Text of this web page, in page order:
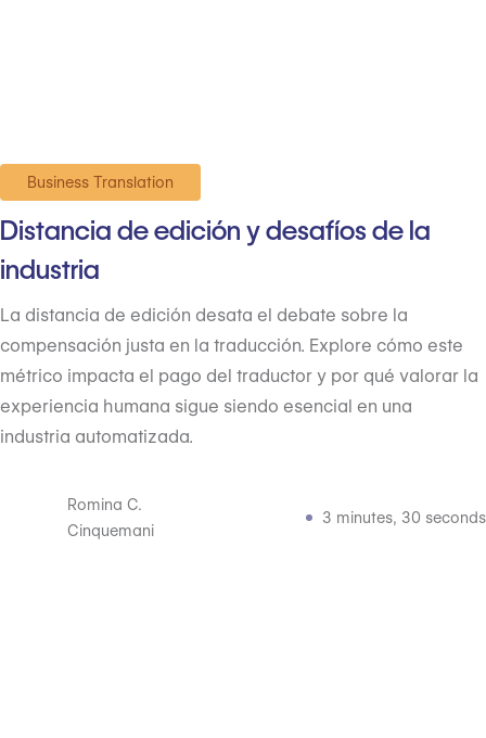
Business Translation
Distancia de edición y desafíos de la
industria
La distancia de edición desata el debate sobre la
compensación justa en la traducción. Explore cómo este
métrico impacta el pago del traductor y por qué valorar la
experiencia humana sigue siendo esencial en una
industria automatizada.
Romina C.
Cinquemani
3 minutes, 30 seconds